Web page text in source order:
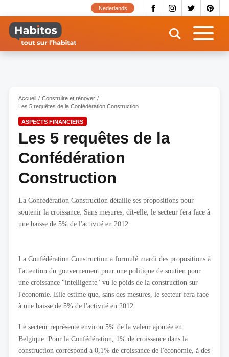
contenu
principal
Nederlands
Accueil
Construire et rénover
Les 5 requêtes de la Confédération Construction
ASPECTS FINANCIERS
Les 5 requêtes de la
Confédération
Construction
La Confédération Construction détaille ses propositions pour
soutenir la croissance. Sans mesures, dit-elle, le secteur fera face à
une baisse de 5% de l'activité en 2012.
La Confédération Construction a formulé mardi des propositions à
l'attention du gouvernement pour une politique de soutien pour
une croissance "intelligente" vu le poids de la construction sur
l'économie. Elle estime que, sans des mesures, le secteur fera face
à une baisse de 5% de l'activité en 2012.
Le secteur représente environ 5% de la valeur ajoutée en
Belgique. Pour la Confédération, 1% de croissance dans la
construction correspond à 0,1% de croissance de l'économie, à des